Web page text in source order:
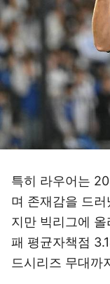
특히 라우어는
며 존재감을 드
지만 빅리그에
패 평균자책점
드시리즈 무대까